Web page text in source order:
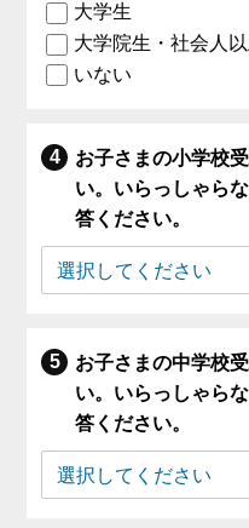
大学生
大学院生・社会人
いない
お子さまの小学校
い。いらっしゃら
答ください。
お子さまの中学校
い。いらっしゃら
答ください。